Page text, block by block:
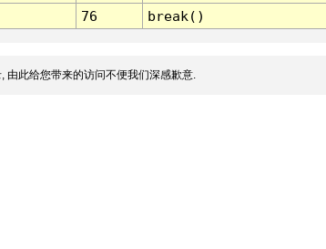
76 break()
由此给您带来的访问不便我们深感歉意.